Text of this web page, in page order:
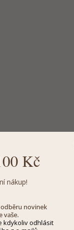
Kč
nákup!
novinek
vaše.
kdykoliv odhlásit